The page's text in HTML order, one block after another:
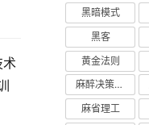
术
黑暗模式
黑客
黄金法则
麻醉决策支持
麻省理工